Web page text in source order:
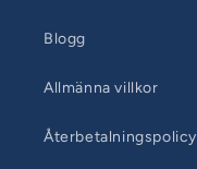
Blogg
Allmänna villkor
Återbetalningspolicy